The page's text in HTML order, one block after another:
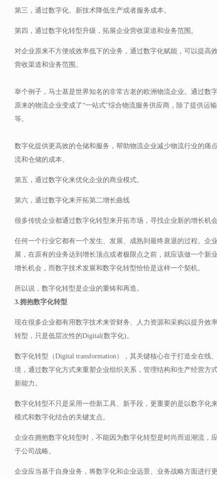
第三，通过数字化、新技术降低生产或者服务成本。
第四，通过数字化转型升级，拓展企业营收渠道和业务范围。
对企业原来不方便或效率低下的业务，通过数字化赋能，可以提高
营收渠道和业务范围。
举个例子，马士基是世界知名的非常古老的欧洲物流企业。通过数
原来的物流企业变成了“一站式”综合物流服务供应商，除了提供运
等。
数字化提供更高效的仓储和服务，帮助物流企业减少物流行业的痛
流和仓储的成本。
第五，通过数字化来优化企业的商业模式。
第六，通过数字化来开拓第二增长曲线
很多传统企业都通过数字化转型来开拓市场，寻找企业新的增长机
任何一个行业它都有一个发生、发展、成熟到最终衰退的过程。企
展，在原有的业务达到增长顶点或者极限点之前，就应该做一个新
增长机会，而数字技术发展和数字化转型恰恰是这样一个契机。
所以说，数字化转型是企业的重铸和再造。
3.拥抱数字化转型
现在很多企业都有用数字技术来管财务、人力资源和采购以提升效
转型，只是低层次性的Digital(数字化)。
数字化转型（Digital transformation），其关键核心在于打造全在线
境，通过数字化方式来重塑企业组织关系，管理结构和生产经营方
新能力。
数字化转型不只是采用一些新工具、新手段，更重要的是以数字化
模式和数字化结合的关键支点。
企业在拥抱数字化转型时，不能因为数字化转型是时尚而追潮流，
于公司战略。
企业应当基于自身业务，将数字化和企业远景、业务战略方面进行